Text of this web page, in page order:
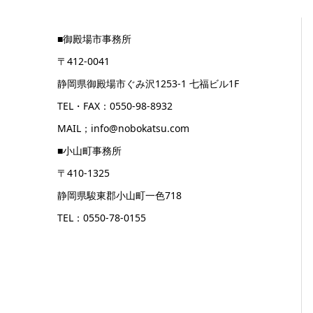
■御殿場市事務所
〒412-0041
静岡県御殿場市ぐみ沢1253-1 七福ビル1F
TEL・FAX：0550-98-8932
MAIL；info@nobokatsu.com
■小山町事務所
〒410-1325
静岡県駿東郡小山町一色718
TEL：0550-78-0155